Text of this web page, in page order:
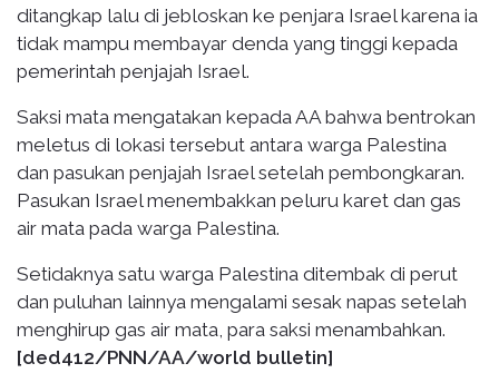
ditangkap lalu di jebloskan ke penjara Israel karena ia
tidak mampu membayar denda yang tinggi kepada
pemerintah penjajah Israel.
Saksi mata mengatakan kepada AA bahwa bentrokan
meletus di lokasi tersebut antara warga Palestina
dan pasukan penjajah Israel setelah pembongkaran.
Pasukan Israel menembakkan peluru karet dan gas
air mata pada warga Palestina.
Setidaknya satu warga Palestina ditembak di perut
dan puluhan lainnya mengalami sesak napas setelah
menghirup gas air mata, para saksi menambahkan.
[ded412/PNN/AA/world bulletin]